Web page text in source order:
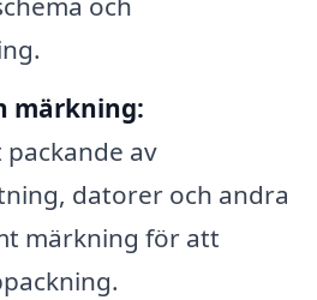
märkning:
av
datorer och andra
märkning för att